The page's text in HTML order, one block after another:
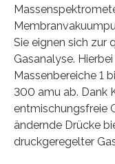
Sie eignen sich zur
Gasanalyse.
Massenbereiche 1
300 amu ab. Dank
entmischungsfreie
ändernde Drücke
druckgeregelter